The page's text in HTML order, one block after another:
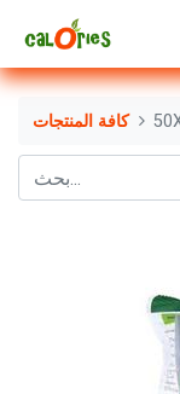
كافة المنتجات